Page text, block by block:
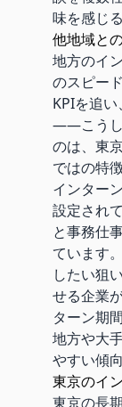
味を感じ
他地域と
地方のイ
のスピー
KPIを追
——こうし
のは、東
ではの特徴
インター
設定され
と事務仕
ています
したい狙
せる企業
ターン期
地方や大
やすい傾
東京のイ
東京の長